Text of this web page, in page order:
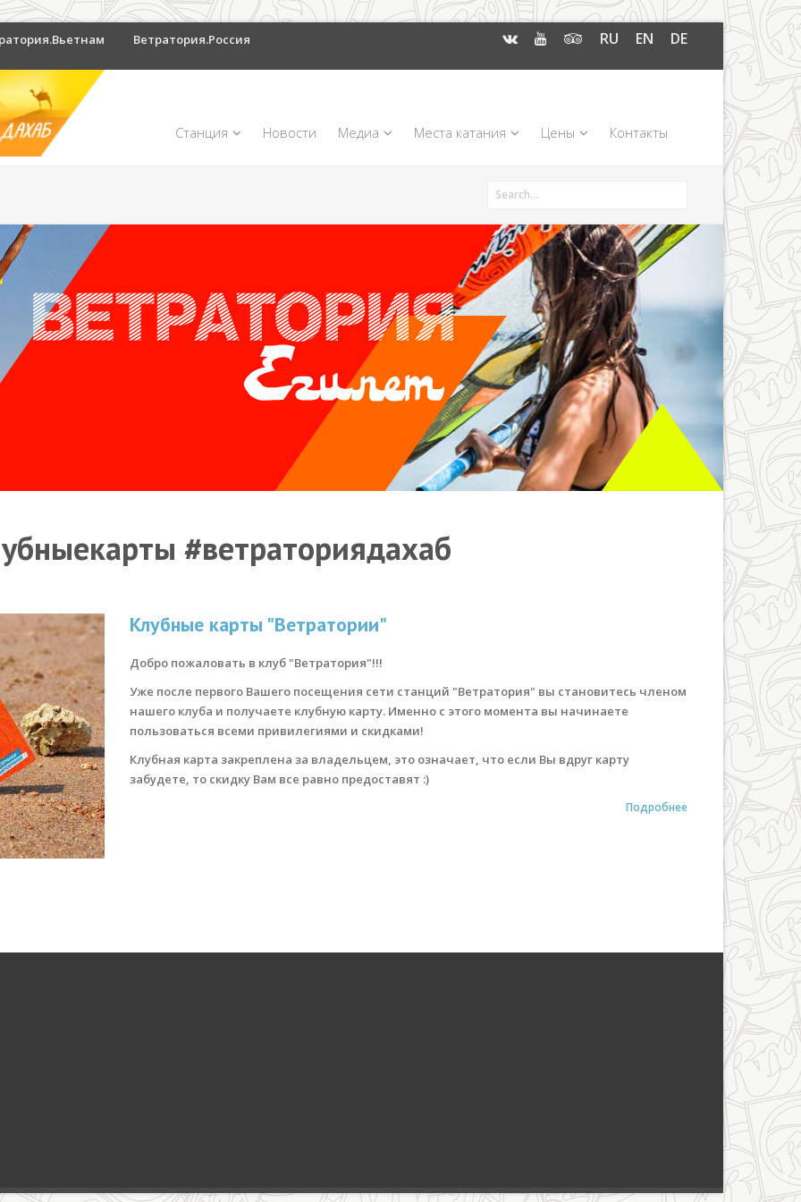
Ветратория.Россия RU EN DE
Станция Новости Медиа Места катания Цены Контакты
#ветраториядахаб
Клубные карты "Ветратории"
Добро пожаловать в клуб "Ветратория"!!!
Уже после первого Вашего посещения сети станций "Ветратория" вы становитесь членом
нашего клуба и получаете клубную карту. Именно с этого момента вы начинаете
пользоваться всеми привилегиями и скидками!
Клубная карта закреплена за владельцем, это означает, что если Вы вдруг карту
забудете, то скидку Вам все равно предоставят :)
Подробнее